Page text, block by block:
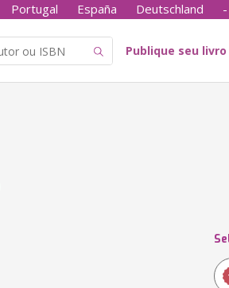
Portugal España Deutschland -
Publique seu livro